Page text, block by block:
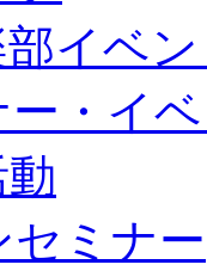
部イベ
ー・イ
セミナー